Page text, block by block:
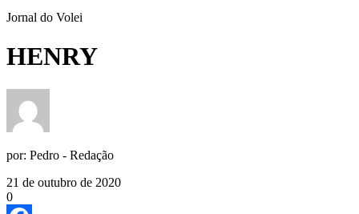
Jornal do Volei
HENRY
por: Pedro - Redação
21 de outubro de 2020
0